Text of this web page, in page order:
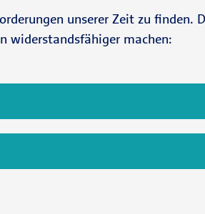
unserer Zeit zu finden.
widerstandsfähiger machen: